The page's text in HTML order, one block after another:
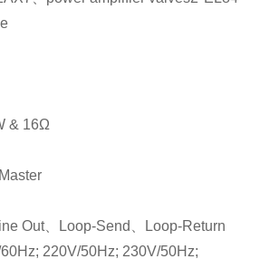
& 16Ω
Out、Loop-Send、Loop-Return
220V/50Hz; 230V/50Hz;